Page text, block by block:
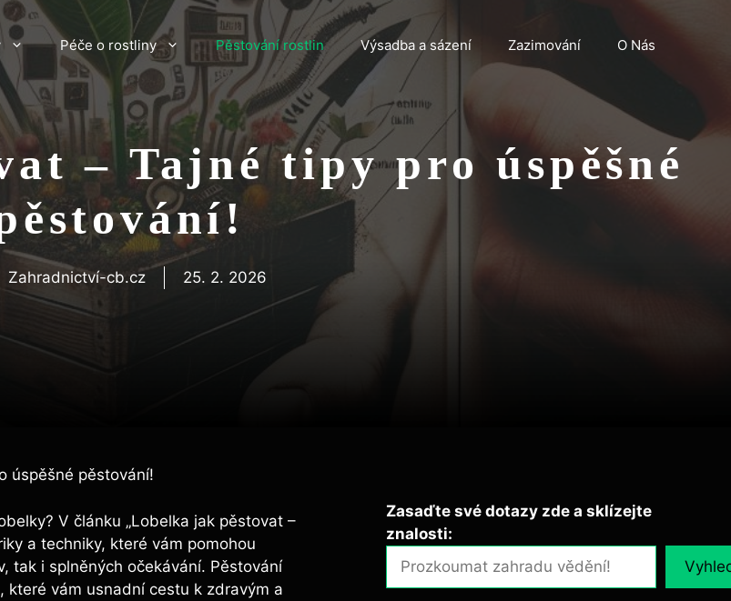
Péče o rostliny Pěstování rostlin Výsadba a sázení Zazimování O Nás
– Tajné tipy pro úspěšné
Zahradnictví-cb.cz 25. 2. 2026
úspěšné pěstování!
V článku „Lobelka jak pěstovat –
a techniky, které vám pomohou
tak i splněných očekávání. Pěstování
vám usnadní cestu k zdravým a
Zasaďte své dotazy zde a sklízejte
znalosti: